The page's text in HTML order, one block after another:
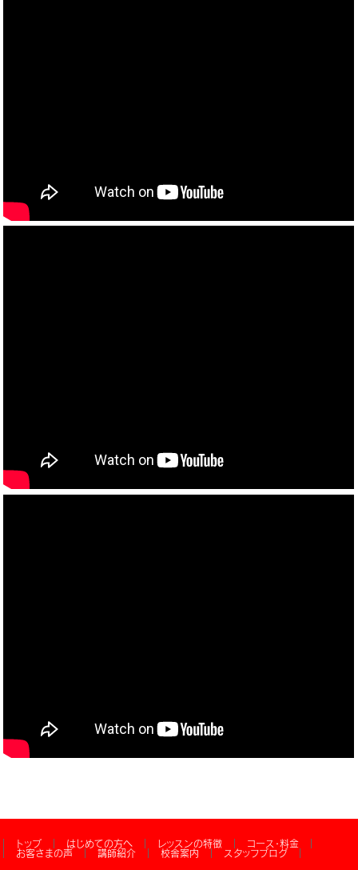
トップ はじめての方へ レッスンの特徴
コース・料金
お客さまの声
講師紹介 校舎案内 スタッフブログ